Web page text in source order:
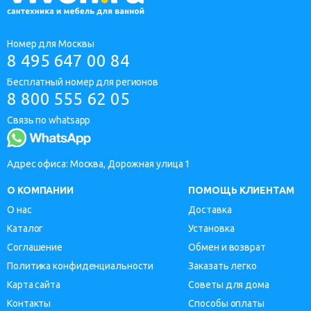
Номер для Москвы
8 495 647 00 84
Бесплатный номер для регионов
8 800 555 62 05
Связь по whatsapp
Адрес офиса: Москва, Дорожная улица 1
О КОМПАНИИ
О нас
Каталог
Соглашение
Политика конфиденциальности
Карта сайта
Контакты
ПОМОЩЬ КЛИЕНТАМ
Доставка
Установка
Обмен и возврат
Заказать легко
Советы для дома
Способы оплаты